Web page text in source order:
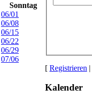
Sonntag
06/01
06/08
06/15
06/22
06/29
07/06
[ Registrieren |
Kalender